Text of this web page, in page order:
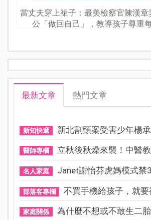
當丈夫穿上裙子：最美檢察官陳漢
公「做回自己」，教導孩子尊重
最新文章 熱門文章
新知快遞 新北割頸案受害少年楊
醫師專欄 立秋後秋燥來襲！中醫
名人家庭 Janet謝怡芬虎媽模式禁
部落客專欄 不買手機給孩子，就要
家庭關係 為什麼不想或不敢生二